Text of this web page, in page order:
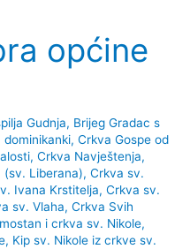
općine
Gudnja, Brijeg Gradac s
, Crkva Gospe od
, Crkva Navještenja,
(sv. Liberana), Crkva sv.
Ivana Krstitelja, Crkva sv.
sv. Vlaha, Crkva Svih
i crkva sv. Nikole,
, Kip sv. Nikole iz crkve sv.